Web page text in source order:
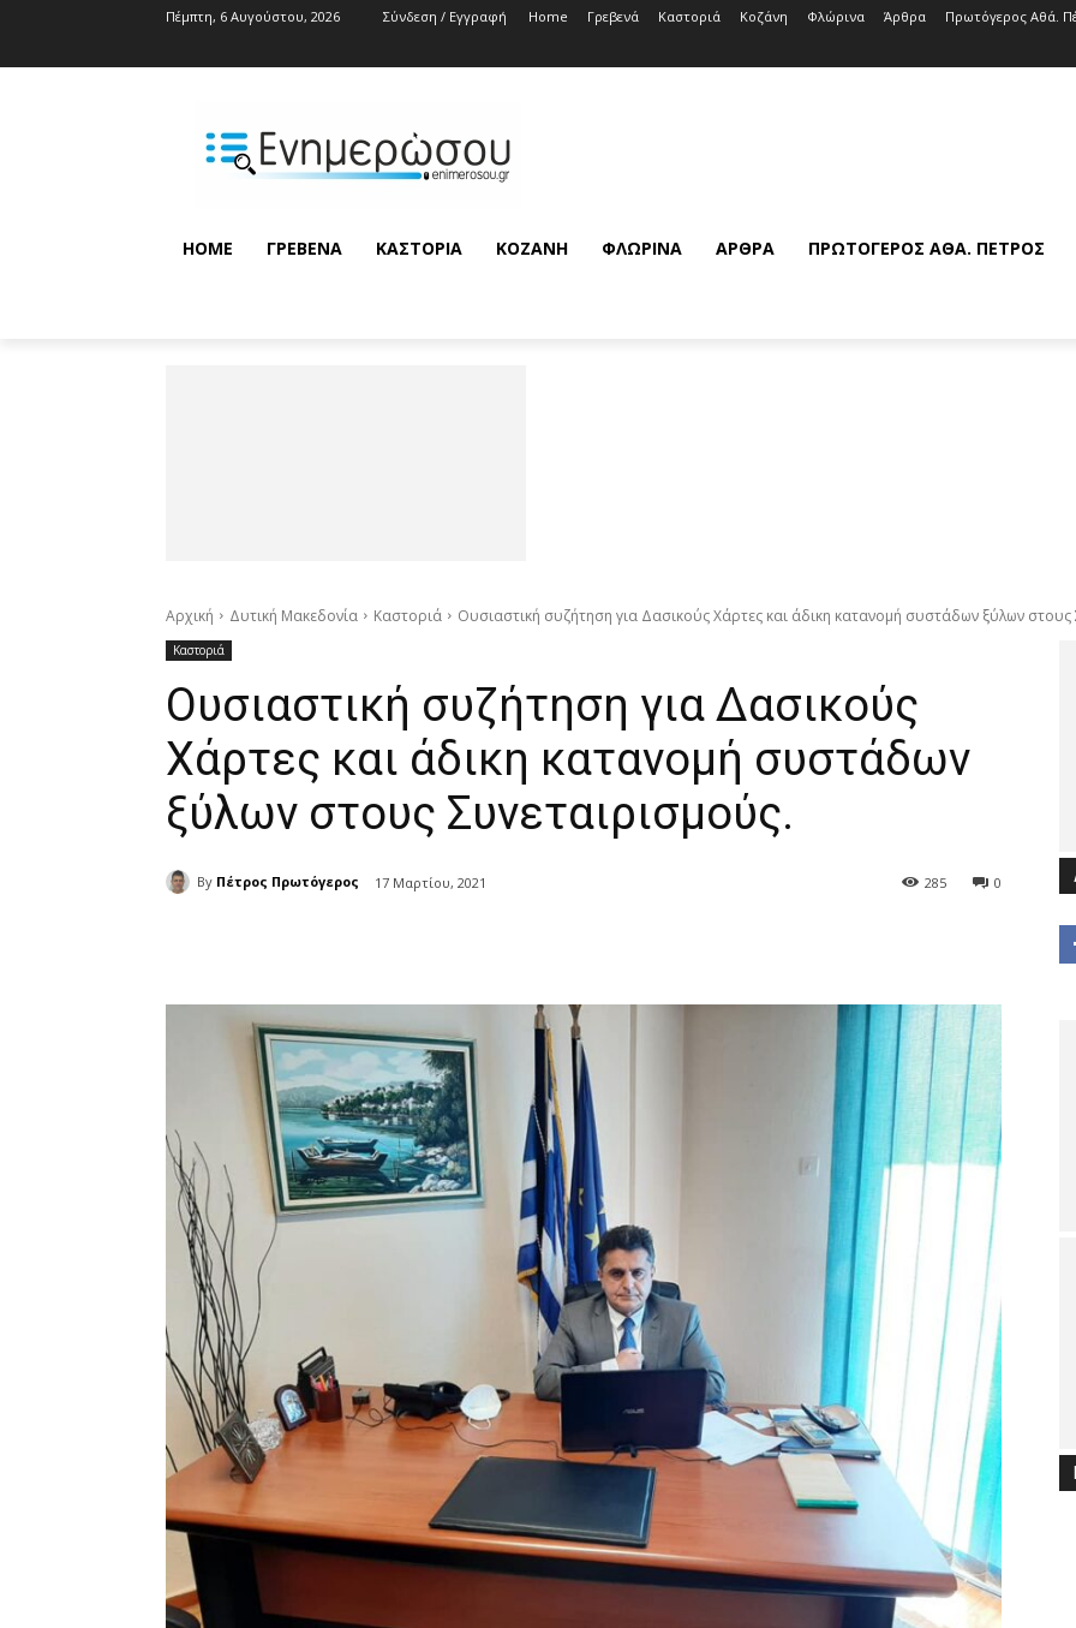
Πέμπτη, 6 Αυγούστου, 2026 Σύνδεση / Εγγραφή Home Γρεβενά Καστοριά Κοζάνη Φλώρινα Άρθρα Πρωτόγερος Αθά.
HOME ΓΡΕΒΕΝΆ ΚΑΣΤΟΡΙΆ ΚΟΖΆΝΗ ΦΛΏΡΙΝΑ ΆΡΘΡΑ ΠΡΩΤΌΓΕΡΟΣ ΑΘΆ. ΠΈΤΡΟΣ
Αρχική Δυτική Μακεδονία Καστοριά Ουσιαστική συζήτηση για Δασικούς Χάρτες και άδικη κατανομή συστάδων ξύλων στους
Καστοριά
Ουσιαστική συζήτηση για Δασικούς
Χάρτες και άδικη κατανομή συστάδων
ξύλων στους Συνεταιρισμούς.
By Πέτρος Πρωτόγερος 17 Μαρτίου, 2021 0
285